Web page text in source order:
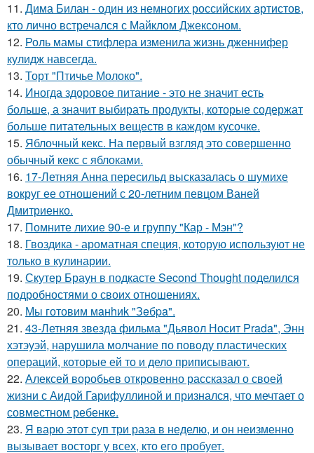
11. Дима Билан - один из немногих российских артистов,
кто лично встречался с Майклом Джексоном.
12. Роль мамы стифлера изменила жизнь дженнифер
кулидж навсегда.
13. Торт "Птичье Молоко".
14. Иногда здоровое питание - это не значит есть
больше, а значит выбирать продукты, которые содержат
больше питательных веществ в каждом кусочке.
15. Яблочный кекс. На первый взгляд это совершенно
обычный кекс с яблоками.
16. 17-Летняя Анна пересильд высказалась о шумихе
вокруг ее отношений с 20-летним певцом Ваней
Дмитриенко.
17. Помните лихие 90-е и группу "Кар - Мэн"?
18. Гвоздика - ароматная специя, которую используют не
только в кулинарии.
19. Скутер Браун в подкасте Second Thought поделился
подробностями о своих отношениях.
20. Мы готовим мaнhиk "Зeбpa".
21. 43-Летняя звезда фильма "Дьявол Носит Prada", Энн
хэтэуэй, нарушила молчание по поводу пластических
операций, которые ей то и дело приписывают.
22. Алексей воробьев откровенно рассказал о своей
жизни с Аидой Гарифуллиной и признался, что мечтает о
совместном ребенке.
23. Я варю этот суп три раза в неделю, и он неизменно
вызывает восторг у всех, кто его пробует.